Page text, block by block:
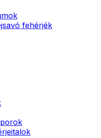
fehérjék